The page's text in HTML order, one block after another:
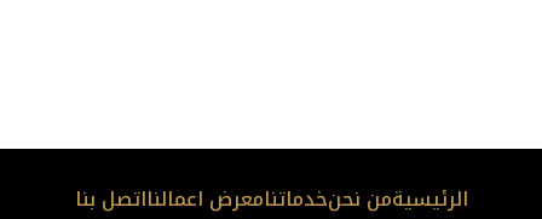
الرئيسيةمن نحنخدماتنامعرض اعمالنااتصل بنا